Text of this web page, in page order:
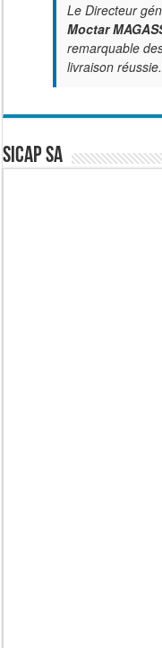
Le Directeur
Moctar
remarquable
livraison réussie.
SICAP SA